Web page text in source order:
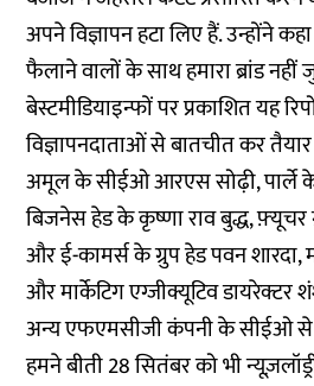
अपने विज्ञापन हटा लिए हैं. उन्होंने
फैलाने वालों के साथ हमारा ब्रांड नहीं
बेस्टमीडियाइन्फोंपर प्रकाशित यह
विज्ञापनदाताओं से बातचीत कर
अमूल के सीईओ आरएस सोढ़ी, पार्ले
बिजनेस हेड के कृष्णा राव बुद्ध, फ़्यूचर
और ई-कामर्स के ग्रुप हेड पवन
और मार्केटिग एग्जीक्यूटिव
अन्य एफएमसीजी कंपनी के सीईओ से
हमने बीती 28 सितंबर को भी